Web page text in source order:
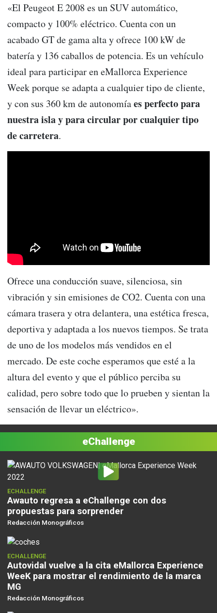
«El Peugeot E 2008 es un SUV automático,
compacto y 100% eléctrico. Cuenta con un
acabado GT de gama alta y ofrece 100 kW de
batería y 136 caballos de potencia. Es un vehículo
ideal para participar en eMallorca Experience
Week porque se adapta a cualquier tipo de cliente,
y con sus 360 km de autonomíaes perfecto para
nuestra isla y para circular por cualquier tipo
de carretera.
Ofrece una conducción suave, silenciosa, sin
vibración y sin emisiones de CO2. Cuenta con una
cámara trasera y otra delantera, una estética fresca,
deportiva y adaptada a los nuevos tiempos. Se trata
de uno de los modelos más vendidos en el
mercado. De este coche esperamos que esté a la
altura del evento y que el público perciba su
calidad, pero sobre todo que lo prueben y sientan la
sensación de llevar un eléctrico».
eChallenge
ECHALLENGE
Awauto regresa a eChallenge con dos
propuestas para sorprender
Redacción Monográficos
ECHALLENGE
Autovidal vuelve a la cita eMallorca Experience
WeeK para mostrar el rendimiento de la marca
MG
Redacción Monográficos